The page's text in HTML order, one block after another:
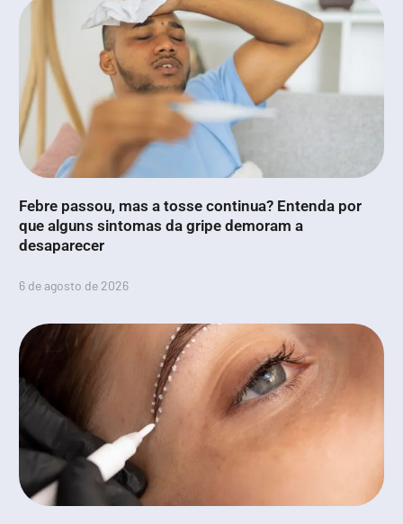
Febre passou, mas a tosse continua? Entenda por
que alguns sintomas da gripe demoram a
desaparecer
6 de agosto de 2026